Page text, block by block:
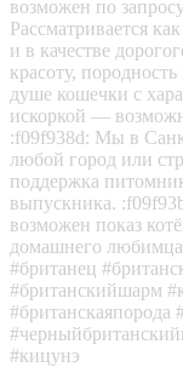
возможен по
Рассматривается
и в качестве
красоту,
душе кошечки с
искоркой —
:f09f938d: Мы в
любой город или
поддержка
выпускника.
возможен показ
домашнего любимца
#британец
#британскийшарм
#британскаяпорода
#кицунэ